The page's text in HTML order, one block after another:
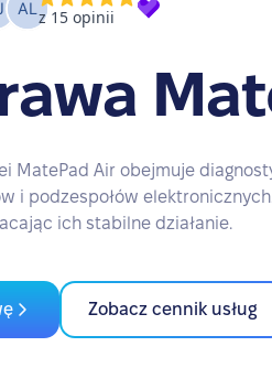
MatePad Air obejmuje
i podzespołów
ich stabilne działanie.
Zobacz cennik usług